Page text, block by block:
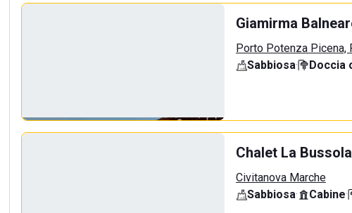
Giamirma
Porto Potenza Picena,
Sabbiosa· Doccia
Chalet La Bussola
Civitanova Marche
Sabbiosa· Cabine·